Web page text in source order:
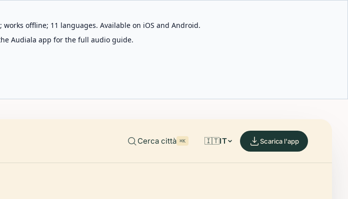
offline; 11 languages. Available on iOS and Android.
Audiala app for the full audio guide.
Cerca città ⌘K 🇮🇹IT Scarica l'app